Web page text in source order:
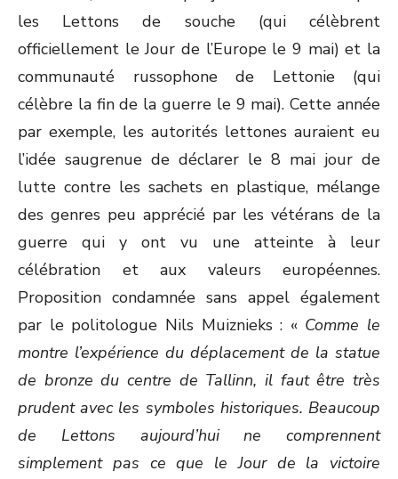
les Lettons de souche (qui célèbrent
officiellement le Jour de l’Europe le 9 mai) et la
communauté russophone de Lettonie (qui
célèbre la fin de la guerre le 9 mai). Cette année
par exemple, les autorités lettones auraient eu
l’idée saugrenue de déclarer le 8 mai jour de
lutte contre les sachets en plastique, mélange
des genres peu apprécié par les vétérans de la
guerre qui y ont vu une atteinte à leur
célébration et aux valeurs européennes.
Proposition condamnée sans appel également
par le politologue Nils Muiznieks : « Comme le
montre l’expérience du déplacement de la statue
de bronze du centre de Tallinn, il faut être très
prudent avec les symboles historiques. Beaucoup
de Lettons aujourd’hui ne comprennent
simplement pas ce que le Jour de la victoire